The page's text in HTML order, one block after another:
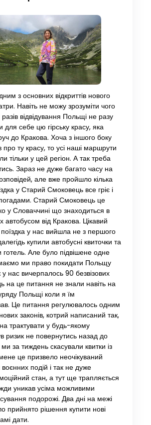
з основних відкриттів нового
Навіть не можу зрозуміти чого
разів відвідування Польщі не разу
для себе цю гірську красу, яка
до Кракова. Хоча з іншого боку
ту красу, то усі наші маршрути
тільки у цей регіон. А так треба
Зараз не дуже багато часу на
але вже пройшло кілька
у Старий Смоковець все гріє і
Старий Смоковець це
у Словаччині що знаходиться в
автобусом від Кракова. Цікавий
у нас вийшла не з першого
купили автобусні квиточки та
Але було підвішене одне
ми право покидати Польщу
у нас вичерпалось 90 безвізових
на це питання не знали навіть на
уряду Польщі коли я їм
Це питання регулювалось одним
законів, котрий написаний так,
трактувати у будь-якому
ризик не повернутись назад до
за тиждень скасували квитки із
це призвело неочікуваний
подій і так не дуже
стан, а тут ще трапляється
уникав усіма можливими
подорожі. Два дні на межі
прийнято рішення купити нові
дати.